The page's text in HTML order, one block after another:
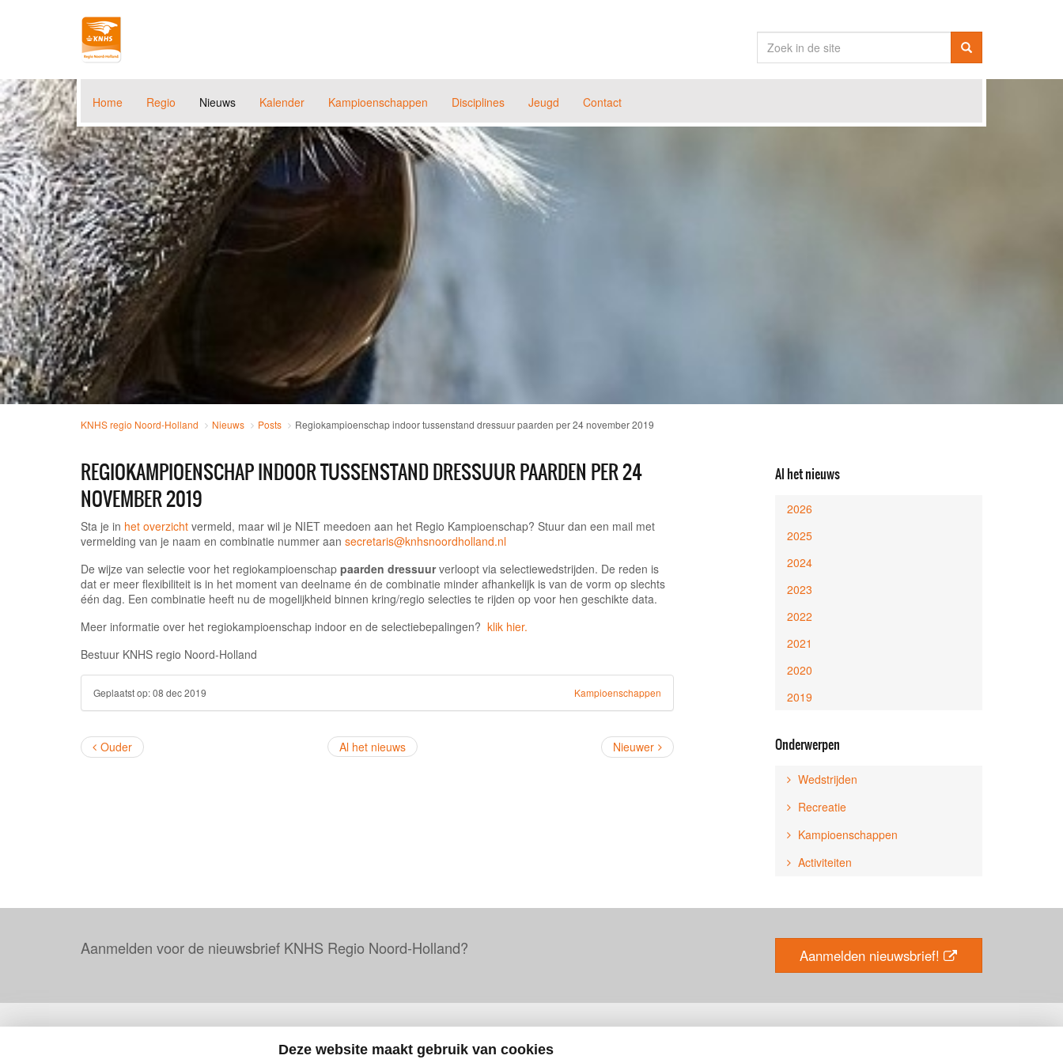
Home Regio Nieuws Kalender Kampioenschappen Disciplines Jeugd Contact
KNHS regio Noord-Holland Nieuws Posts Regiokampioenschap indoor tussenstand dressuur paarden per 24 november 2019
REGIOKAMPIOENSCHAP INDOOR TUSSENSTAND DRESSUUR PAARDEN PER 24
NOVEMBER 2019
Sta je in het overzicht vermeld, maar wil je NIET meedoen aan het Regio Kampioenschap? Stuur dan een mail met
vermelding van je naam en combinatie nummer aan secretaris@knhsnoordholland.nl
De wijze van selectie voor het regiokampioenschap paarden dressuurverloopt via selectiewedstrijden. De reden is
dat er meer flexibiliteit is in het moment van deelname én de combinatie minder afhankelijk is van de vorm op slechts
één dag. Een combinatie heeft nu de mogelijkheid binnen kring/regio selecties te rijden op voor hen geschikte data.
Meer informatie over het regiokampioenschap indoor en de selectiebepalingen? klik hier.
Bestuur KNHS regio Noord-Holland
Geplaatst op:08 dec 2019 Kampioenschappen
Ouder Al het nieuws Nieuwer
Al het nieuws
2026
2025
2024
2023
2022
2021
2020
2019
Onderwerpen
Wedstrijden
Recreatie
Kampioenschappen
Activiteiten
Aanmelden voor de nieuwsbrief KNHS Regio Noord-Holland? Aanmelden nieuwsbrief!
Handige links
Deze website maakt gebruik van cookies